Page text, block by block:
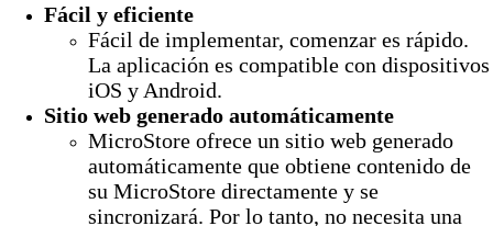
Fácil y eficiente
Fácil de implementar, comenzar es rápido.
La aplicación es compatible con dispositivos
iOS y Android.
Sitio web generado automáticamente
MicroStore ofrece un sitio web generado
automáticamente que obtiene contenido de
su MicroStore directamente y se
sincronizará. Por lo tanto, no necesita una